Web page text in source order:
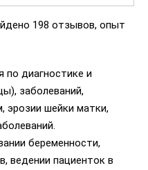
198 отзывов, опыт
по диагностике и
заболеваний,
эрозии шейки матки,
беременности,
ведении пациенток в